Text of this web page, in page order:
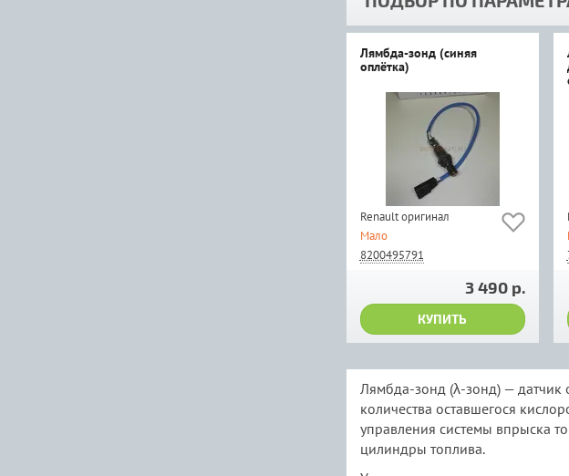
Лямбда-зонд (синяя
оплётка)
Renault оригинал
Мало
8200495791
3 490 р.
КУПИТЬ
Лямбда-зонд (λ-зонд) — датчик
количества оставшегося
управления системы впрыска
цилиндры топлива.